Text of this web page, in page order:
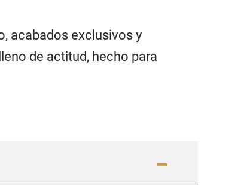
acabados exclusivos y
de actitud, hecho para